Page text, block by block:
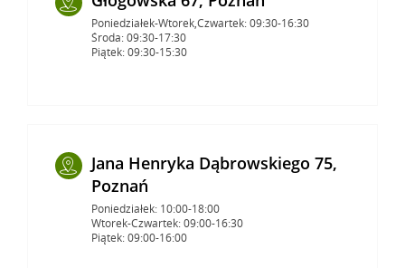
Poniedziałek-Wtorek,Czwartek: 09:30-16:30
Środa: 09:30-17:30
Piątek: 09:30-15:30
Jana Henryka Dąbrowskiego 75,
Poznań
Poniedziałek: 10:00-18:00
Wtorek-Czwartek: 09:00-16:30
Piątek: 09:00-16:00